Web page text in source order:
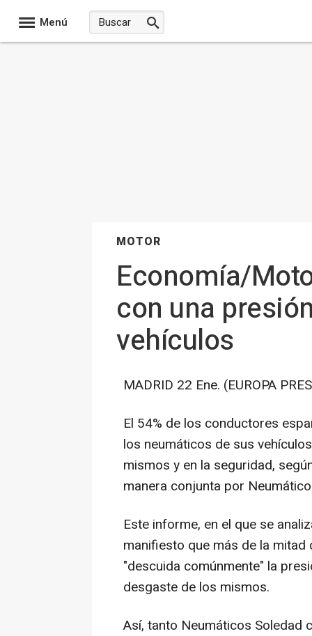
Menú
MOTOR
Economía/
con una
vehículos
MADRID 22 Ene. (EUROPA
El 54% de los conductores
los neumáticos de sus
mismos y en la seguridad,
manera conjunta por
Este informe, en el que se
manifiesto que más de la
"descuida comúnmente" la
desgaste de los mismos.
Así, tanto Neumáticos Soledad